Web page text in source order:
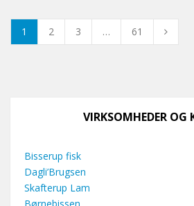
1 2 3 … 61
VIRKSOMHEDER OG
Bisserup fisk
Dagli’Brugsen
Skafterup Lam